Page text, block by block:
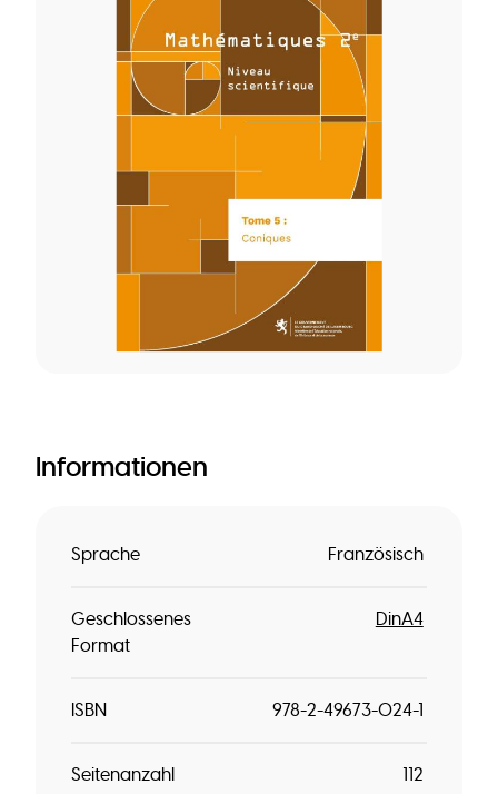
Informationen
Sprache Französisch
Geschlossenes
Format
DinA4
ISBN 978-2-49673-024-1
Seitenanzahl 112